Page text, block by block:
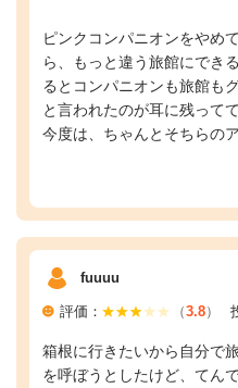
ピンクコンパニオンをやめ
ら、もっと違う旅館にでき
るとコンパニオンも旅館も
と言われたのが耳に残って
今度は、ちゃんとそちらの
fuuuu
評価： （3.8）
箱根に行きたいから自分で
を呼ぼうとしたけど、てん